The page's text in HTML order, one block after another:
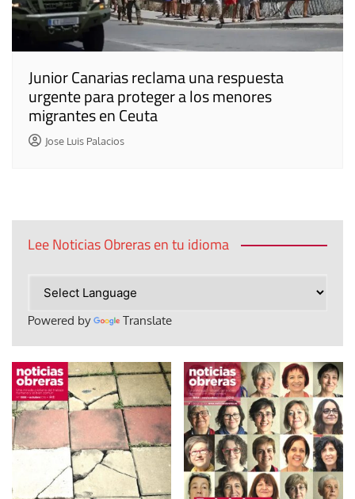
Junior Canarias reclama una respuesta
urgente para proteger a los menores
migrantes en Ceuta
Jose Luis Palacios
Lee Noticias Obreras en tu idioma
Powered by Translate